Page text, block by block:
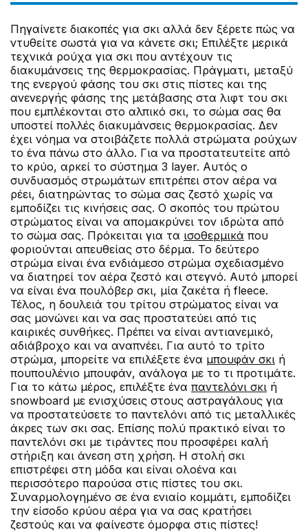
Πηγαίνετε διακοπές για σκι αλλά δεν ξέρετε πώς να
ντυθείτε σωστά για να κάνετε σκι; Επιλέξτε μερικά
τεχνικά ρούχα για σκι που αντέχουν τις
διακυμάνσεις της θερμοκρασίας. Πράγματι, μεταξύ
της ενεργού φάσης του σκι στις πίστες και της
ανενεργής φάσης της μετάβασης στα λιφτ του σκι
που εμπλέκονται στο αλπικό σκι, το σώμα σας θα
υποστεί πολλές διακυμάνσεις θερμοκρασίας. Δεν
έχει νόημα να στοιβάζετε πολλά στρώματα ρούχων
το ένα πάνω στο άλλο. Για να προστατευτείτε από
το κρύο, αρκεί το σύστημα 3 layer. Αυτός ο
συνδυασμός στρωμάτων επιτρέπει στον αέρα να
ρέει, διατηρώντας το σώμα σας ζεστό χωρίς να
εμποδίζει τις κινήσεις σας. Ο σκοπός του πρώτου
στρώματος είναι να απομακρύνει τον ιδρώτα από
το σώμα σας. Πρόκειται για τα ισοθερμικά που
φοριούνται απευθείας στο δέρμα. Το δεύτερο
στρώμα είναι ένα ενδιάμεσο στρώμα σχεδιασμένο
να διατηρεί τον αέρα ζεστό και στεγνό. Αυτό μπορεί
να είναι ένα πουλόβερ σκι, μία ζακέτα ή fleece.
Τέλος, η δουλειά του τρίτου στρώματος είναι να
σας μονώνει και να σας προστατεύει από τις
καιρικές συνθήκες. Πρέπει να είναι αντιανεμικό,
αδιάβροχο και να αναπνέει. Για αυτό το τρίτο
στρώμα, μπορείτε να επιλέξετε ένα μπουφάν σκι ή
πουπουλένιο μπουφάν, ανάλογα με το τι προτιμάτε.
Για το κάτω μέρος, επιλέξτε ένα παντελόνι σκι ή
snowboard με ενισχύσεις στους αστραγάλους για
να προστατεύσετε το παντελόνι από τις μεταλλικές
άκρες των σκι σας. Επίσης πολύ πρακτικό είναι το
παντελόνι σκι με τιράντες που προσφέρει καλή
στήριξη και άνεση στη χρήση. Η στολή σκι
επιστρέφει στη μόδα και είναι ολοένα και
περισσότερο παρούσα στις πίστες του σκι.
Συναρμολογημένο σε ένα ενιαίο κομμάτι, εμποδίζει
την είσοδο κρύου αέρα για να σας κρατήσει
ζεστούς και να φαίνεστε όμορφα στις πίστες!